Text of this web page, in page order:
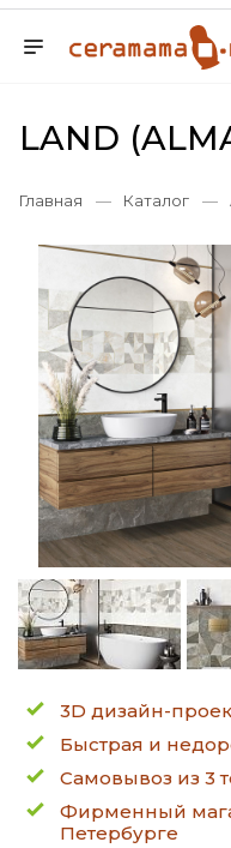
LAND
Главная — Каталог —
3D дизайн-
Быстрая и
Самовывоз из 3
Фирменный
Петербурге